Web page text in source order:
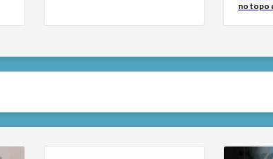
no topo